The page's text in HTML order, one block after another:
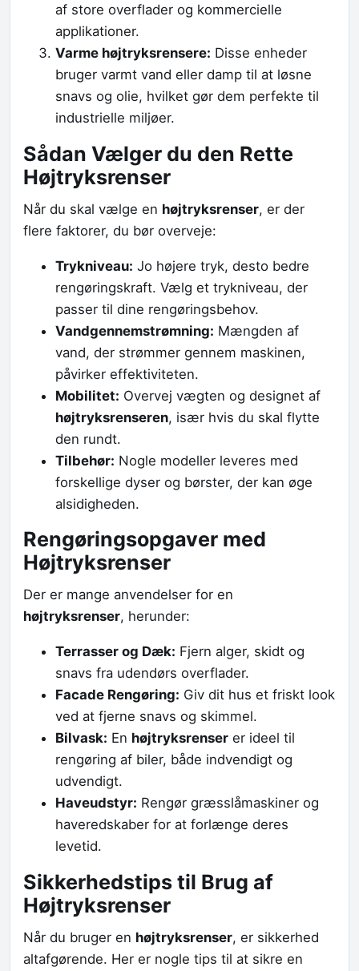
af store overflader og kommercielle
applikationer.
Varme højtryksrensere: Disse enheder
bruger varmt vand eller damp til at løsne
snavs og olie, hvilket gør dem perfekte til
industrielle miljøer.
Sådan Vælger du den Rette
Højtryksrenser
Når du skal vælge en højtryksrenser, er der
flere faktorer, du bør overveje:
Trykniveau: Jo højere tryk, desto bedre
rengøringskraft. Vælg et trykniveau, der
passer til dine rengøringsbehov.
Vandgennemstrømning: Mængden af
vand, der strømmer gennem maskinen,
påvirker effektiviteten.
Mobilitet: Overvej vægten og designet af
højtryksrenseren, især hvis du skal flytte
den rundt.
Tilbehør: Nogle modeller leveres med
forskellige dyser og børster, der kan øge
alsidigheden.
Rengøringsopgaver med
Højtryksrenser
Der er mange anvendelser for en
højtryksrenser, herunder:
Terrasser og Dæk: Fjern alger, skidt og
snavs fra udendørs overflader.
Facade Rengøring: Giv dit hus et friskt look
ved at fjerne snavs og skimmel.
Bilvask: En højtryksrenser er ideel til
rengøring af biler, både indvendigt og
udvendigt.
Haveudstyr: Rengør græsslåmaskiner og
haveredskaber for at forlænge deres
levetid.
Sikkerhedstips til Brug af
Højtryksrenser
Når du bruger en højtryksrenser, er sikkerhed
altafgørende. Her er nogle tips til at sikre en